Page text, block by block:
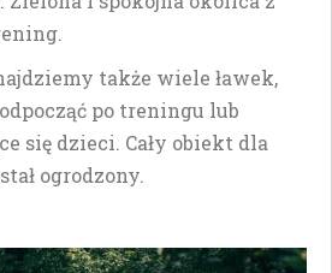
także wiele ławek,
po treningu lub
się dzieci. Cały obiekt dla
ogrodzony.